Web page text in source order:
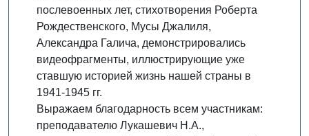
послевоенных лет, стихотворения Роберта
Рождественского, Мусы Джалиля,
Александра Галича, демонстрировались
видеофрагменты, иллюстрирующие уже
ставшую историей жизнь нашей страны в
1941-1945 гг.
Выражаем благодарность всем участникам:
преподавателю Лукашевич Н.А.,